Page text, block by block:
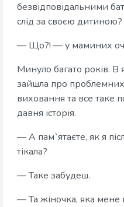
безвідповідальними
слід за своєю
— Що?! — у маминих
Минуло багато років. В
зайшла про проблемних
виховання та все таке
давня історія.
— А пам`ятаєте, як я
тікала?
— Таке забудеш.
— Та жіночка, яка мене